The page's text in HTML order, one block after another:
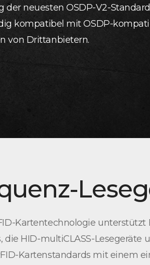
der neuesten OSDP-V2-
kompatibel mit OSDP-
von Drittanbietern.
Kartentechnologie unterstützt
die HID-multiCLASS-
Kartenstandards mit einem